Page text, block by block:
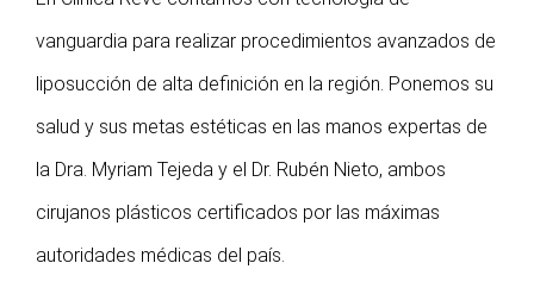
vanguardia para realizar procedimientos avanzados de
liposucción de alta definición en la región. Ponemos su
salud y sus metas estéticas en las manos expertas de
la Dra. Myriam Tejeda y el Dr. Rubén Nieto, ambos
cirujanos plásticos certificados por las máximas
autoridades médicas del país.